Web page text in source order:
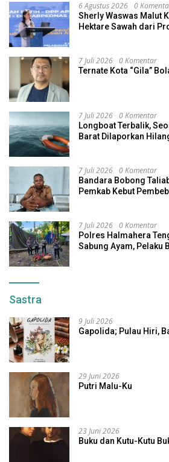
6 Agustus 2026 0
Sherly Waswas Malut
Hektare Sawah dari
7 Juli 2026 0 Komentar
Ternate Kota “Gila”
7 Juli 2026 0 Komentar
Longboat Terbalik,
Barat Dilaporkan
7 Juli 2026 0 Komentar
Bandara Bobong
Pemkab Kebut
7 Juli 2026 0 Komentar
Polres Halmahera
Sabung Ayam, Pelaku
Sastra
9 Juli 2026
Gapolida; Pulau Hiri,
29 Juni 2026
Putri Malu-Ku
23 Juni 2026
Buku dan Kutu-Kutu